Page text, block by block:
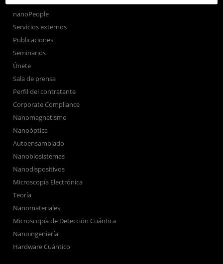
nanoPeople
Servicios externos
Publicaciones
Seminarios
Únete
Sala de prensa
Perfil del contratante
Corporate Compliance
Nanomagnetismo
Nanoóptica
Autoensamblado
Nanobiosistemas
Nanodispositivos
Microscopía Electrónica
Teoría
Nanomateriales
Microscopía de Detección Cuántica
Nanoingeniería
Hardware Cuántico